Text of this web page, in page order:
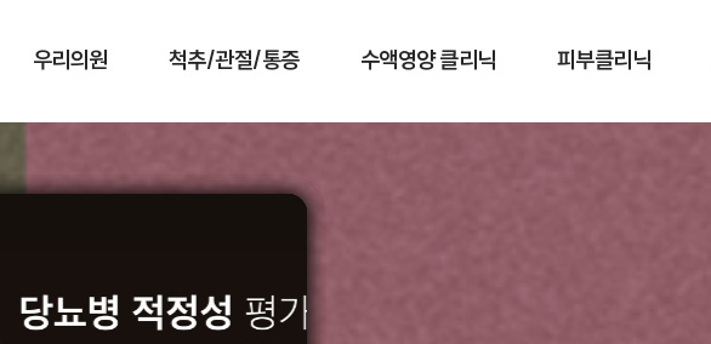
우리의원 척추/관절/통증 수액영양 클리닉 피부클리닉